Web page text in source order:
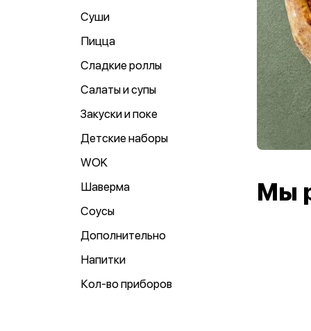
Суши
Пицца
Сладкие роллы
Салаты и супы
Закуски и поке
Детские наборы
WOK
Шаверма
Соусы
Дополнительно
Напитки
Кол-во приборов
Мы